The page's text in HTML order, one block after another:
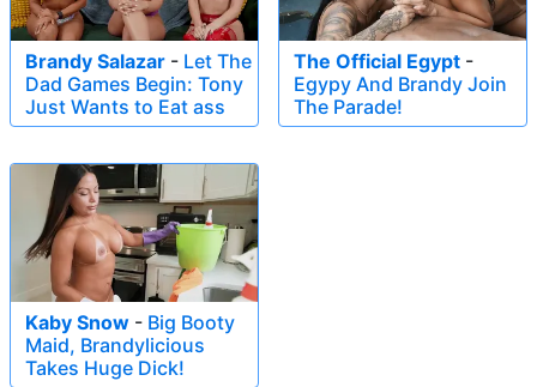
Brandy Salazar - Let The
Dad Games Begin: Tony
Just Wants to Eat ass
The Official Egypt -
Egypy And Brandy Join
The Parade!
Kaby Snow - Big Booty
Maid, Brandylicious
Takes Huge Dick!